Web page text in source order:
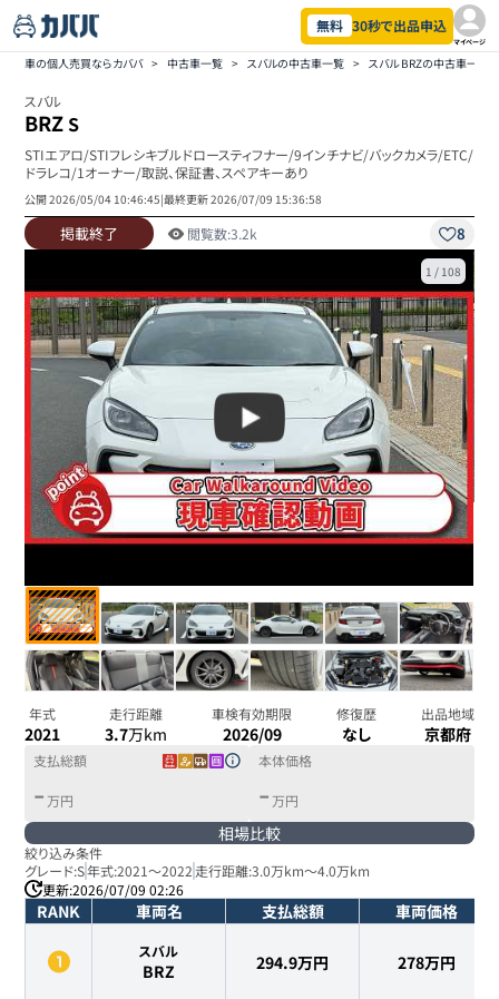
無料 30秒で出品申込
マイページ
車の個人売買ならカババ > 中古車一覧 > スバルの中古車一覧 > スバル BRZの中古車一覧
スバル
BRZS
STIエアロ/STIフレシキブルドロースティフナー/9インチナビ/バックカメラ/ETC/
ドラレコ/1オーナー/取説、保証書、スペアキーあり
公開2026/05/04 10:46:45|最終更新2026/07/09 15:36:58
掲載終了 閲覧数:3.2k 8
1 / 108
年式
2021
走行距離
3.7万km
車検有効期限
2026/09
修復歴
なし
出品地域
京都府
支払総額
- 万円
本体価格
- 万円
相場比較
絞り込み条件
グレード:S年式:2021～2022 走行距離:3.0万km～4.0万km
更新:2026/07/09 02:26
RANK 車両名 支払総額 車両価格
スバル
BRZ 294.9万円 278万円